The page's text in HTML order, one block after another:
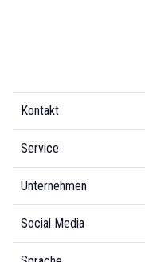
Kontakt
Service
Unternehmen
Social Media